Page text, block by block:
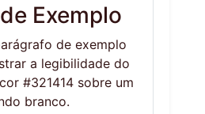
Exemplo
de exemplo
a legibilidade do
#321414 sobre um
branco.